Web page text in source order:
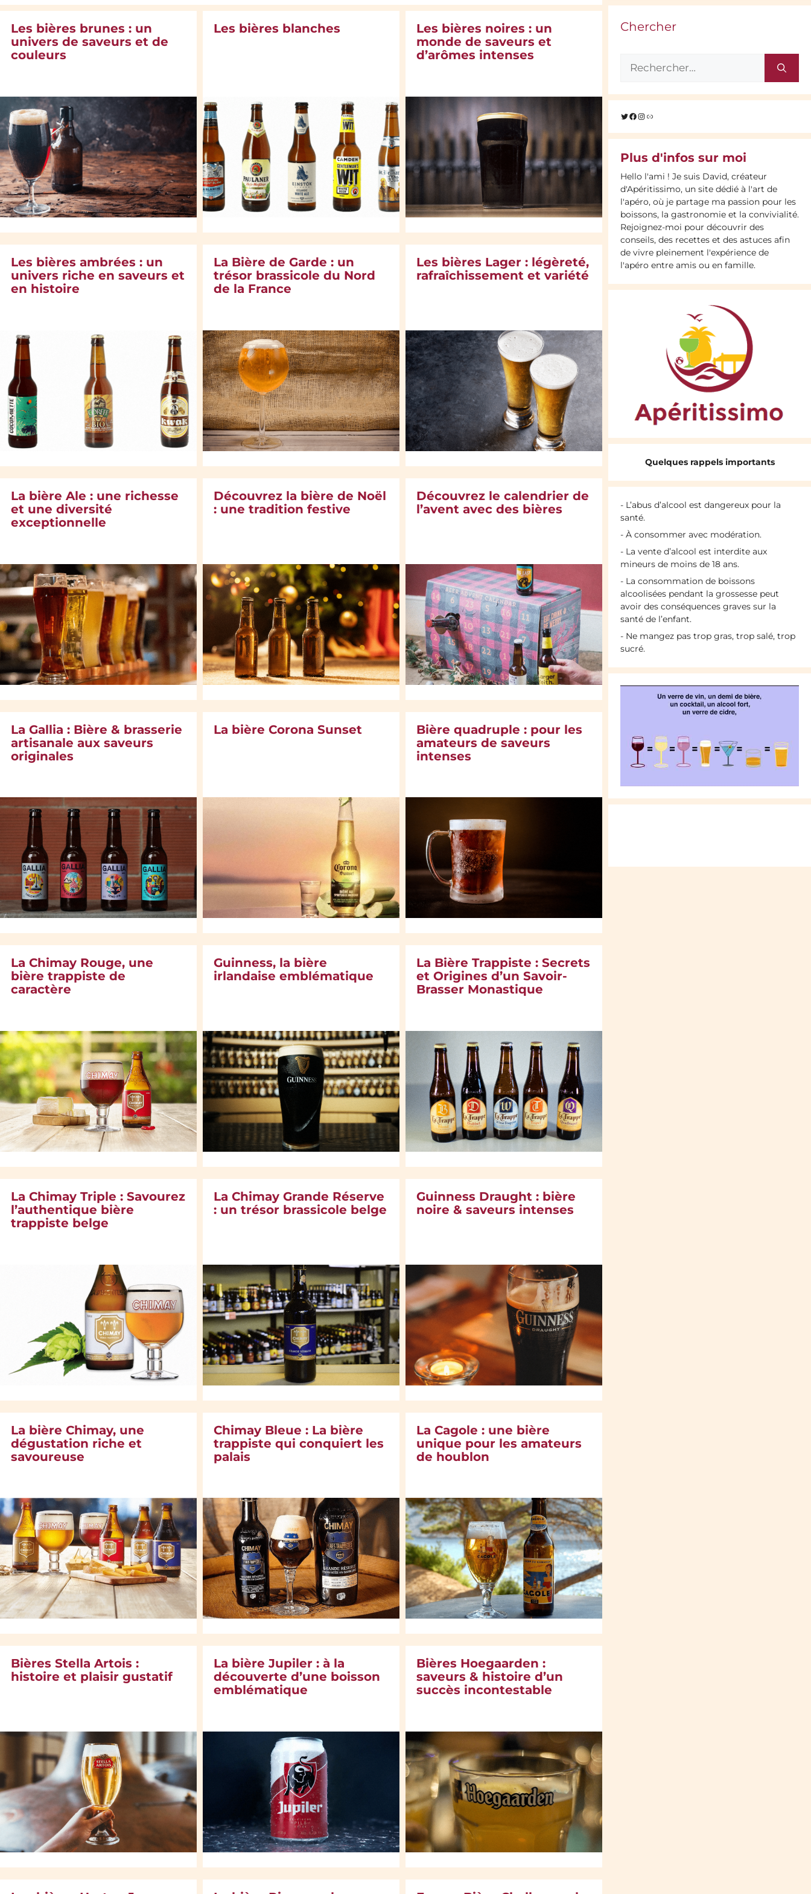
Les bières brunes : un
univers de saveurs et de
couleurs
Les bières blanches
Les bières noires : un
monde de saveurs et
d’arômes intenses
Les bières ambrées : un
univers riche en saveurs et
en histoire
La Bière de Garde : un
trésor brassicole du Nord
de la France
Les bières Lager : légèreté,
rafraîchissement et variété
La bière Ale : une richesse
et une diversité
exceptionnelle
Découvrez la bière de Noël
: une tradition festive
Découvrez le calendrier de
l’avent avec des bières
La Gallia : Bière & brasserie
artisanale aux saveurs
originales
La bière Corona Sunset
Bière quadruple : pour les
amateurs de saveurs
intenses
La Chimay Rouge, une
bière trappiste de
caractère
Guinness, la bière
irlandaise emblématique
La Bière Trappiste : Secrets
et Origines d’un Savoir-
Brasser Monastique
La Chimay Triple : Savourez
l’authentique bière
trappiste belge
La Chimay Grande Réserve
: un trésor brassicole belge
Guinness Draught : bière
noire & saveurs intenses
La bière Chimay, une
dégustation riche et
savoureuse
Chimay Bleue : La bière
trappiste qui conquiert les
palais
La Cagole : une bière
unique pour les amateurs
de houblon
Bières Stella Artois :
histoire et plaisir gustatif
La bière Jupiler : à la
découverte d’une boisson
emblématique
Bières Hoegaarden :
saveurs & histoire d’un
succès incontestable
Chercher
Rechercher :
Twitter
Facebook
Instagram
Lien
Plus d'infos sur moi
Hello l'ami ! Je suis David, créateur
d'Apéritissimo, un site dédié à l'art de
l'apéro, où je partage ma passion pour les
boissons, la gastronomie et la convivialité.
Rejoignez-moi pour découvrir des
conseils, des recettes et des astuces afin
de vivre pleinement l'expérience de
l'apéro entre amis ou en famille.
Quelques rappels importants
- L’abus d’alcool est dangereux pour la
santé.
- À consommer avec modération.
- La vente d’alcool est interdite aux
mineurs de moins de 18 ans.
- La consommation de boissons
alcoolisées pendant la grossesse peut
avoir des conséquences graves sur la
santé de l’enfant.
- Ne mangez pas trop gras, trop salé, trop
sucré.